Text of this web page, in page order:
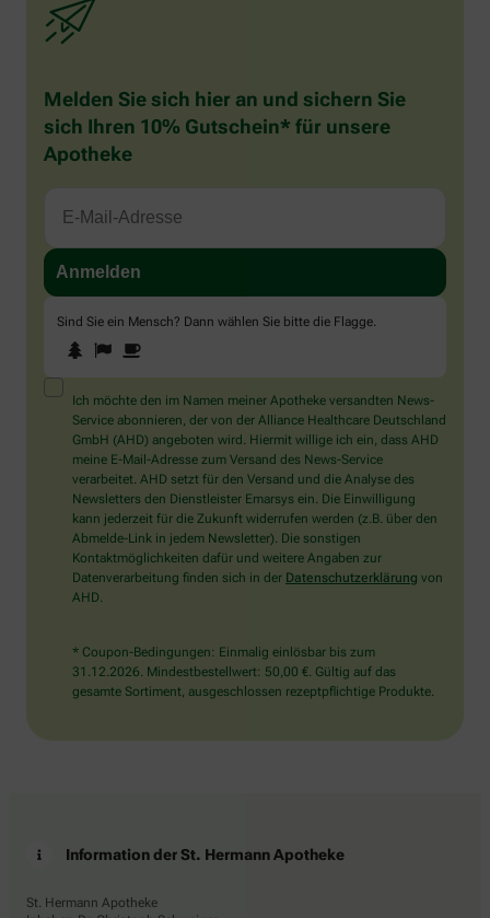
Melden Sie sich hier an und sichern Sie
sich Ihren 10% Gutschein* für unsere
Apotheke
Sind Sie ein Mensch? Dann wählen Sie bitte die Flagge.
Sind
Sie
ein
Mensch?
Dann
wählen
Sie
bitte
die
Flagge.
1 2
Ich möchte den im Namen meiner Apotheke versandten News-
Service abonnieren, der von der Alliance Healthcare Deutschland
GmbH (AHD) angeboten wird. Hiermit willige ich ein, dass AHD
meine E-Mail-Adresse zum Versand des News-Service
verarbeitet. AHD setzt für den Versand und die Analyse des
Newsletters den Dienstleister Emarsys ein. Die Einwilligung
kann jederzeit für die Zukunft widerrufen werden (z.B. über den
Abmelde-Link in jedem Newsletter). Die sonstigen
Kontaktmöglichkeiten dafür und weitere Angaben zur
Datenverarbeitung finden sich in der Datenschutzerklärung von
AHD.
* Coupon-Bedingungen: Einmalig einlösbar bis zum
31.12.2026. Mindestbestellwert: 50,00 €. Gültig auf das
gesamte Sortiment, ausgeschlossen rezeptpflichtige Produkte.
Information der St. Hermann Apotheke
St. Hermann Apotheke